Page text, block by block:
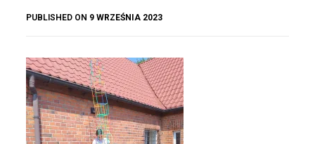
PUBLISHED ON 9 WRZEŚNIA 2023